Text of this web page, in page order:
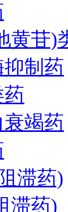
黄苷)
制药
竭药
滞药)
滞药)